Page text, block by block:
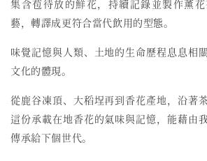
集含苞待放的鮮花，持續記錄並製作薰
藝，轉譯成更符合當代飲用的型態。
味覺記憶與人類、土地的生命歷程息息相
文化的體現。
從鹿谷凍頂、大稻埕再到香花產地，沿著
這份承載在地香花的氣味與記憶，能藉由
傳承給下個世代。